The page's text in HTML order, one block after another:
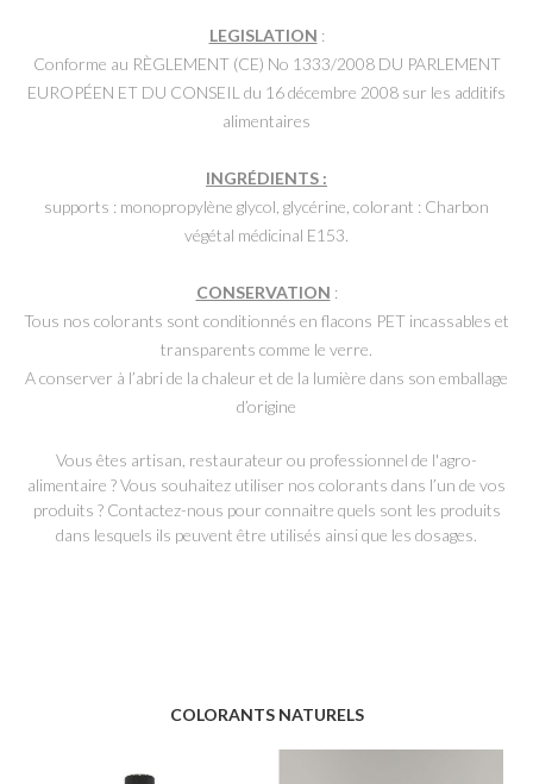
LEGISLATION :
Conforme au RÈGLEMENT (CE) No 1333/2008 DU PARLEMENT
EUROPÉEN ET DU CONSEIL du 16 décembre 2008 sur les additifs
alimentaires
INGRÉDIENTS :
supports : monopropylène glycol, glycérine, colorant : Charbon
végétal médicinal E153.
CONSERVATION :
Tous nos colorants sont conditionnés en flacons PET incassables et
transparents comme le verre.
A conserver à l’abri de la chaleur et de la lumière dans son emballage
d’origine
Vous êtes artisan, restaurateur ou professionnel de l'agro-
alimentaire ? Vous souhaitez utiliser nos colorants dans l’un de vos
produits ? Contactez-nous pour connaitre quels sont les produits
dans lesquels ils peuvent être utilisés ainsi que les dosages.
COLORANTS NATURELS